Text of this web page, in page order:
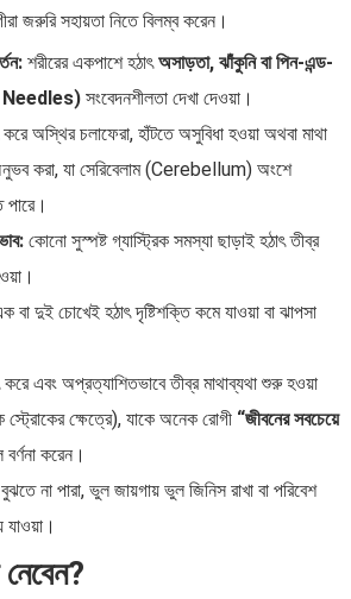
জরুরি সহায়তা নিতে বিলম্ব করেন।
শরীরের একপাশে হঠাৎঅসাড়তা, ঝাঁকুনি বা পিন-এন্ড-
Needles) সংবেদনশীলতা দেখা দেওয়া।
করে অস্থির চলাফেরা, হাঁটতে অসুবিধা হওয়া অথবা মাথা
করা, যা সেরিবেলাম (Cerebellum) অংশে
পারে।
কোনো সুস্পষ্ট গ্যাস্ট্রিক সমস্যা ছাড়াই হঠাৎ তীব্র
বা দুই চোখেই হঠাৎ দৃষ্টিশক্তি কমে যাওয়া বা ঝাপসা
করে এবং অপ্রত্যাশিতভাবে তীব্র মাথাব্যথা শুরু হওয়া
স্ট্রোকের ক্ষেত্রে), যাকে অনেক রোগী “জীবনের সবচেয়ে
বর্ণনা করেন।
না পারা, ভুল জায়গায় ভুল জিনিস রাখা বা পরিবেশ
যাওয়া।